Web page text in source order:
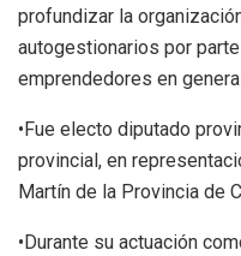
profundizar la
autogestionarios por
emprendedores en
•Fue electo diputado
provincial, en
Martín de la Provincia de
•Durante su actuación